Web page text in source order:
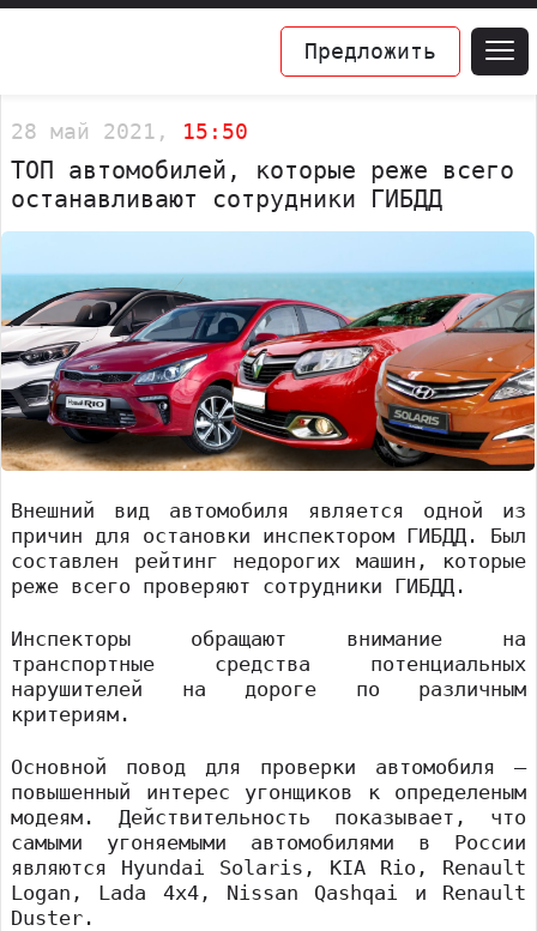
Предложить
28 май 2021, 15:50
ТОП автомобилей, которые реже всего
останавливают сотрудники ГИБДД
Внешний вид автомобиля является одной из
причин для остановки инспектором ГИБДД. Был
составлен рейтинг недорогих машин, которые
реже всего проверяют сотрудники ГИБДД.
Инспекторы обращают внимание на
транспортные средства потенциальных
нарушителей на дороге по различным
критериям.
Основной повод для проверки автомобиля —
повышенный интерес угонщиков к определеным
модеям. Действительность показывает, что
самыми угоняемыми автомобилями в России
являются Hyundai Solaris, KIA Rio, Renault
Logan, Lada 4x4, Nissan Qashqai и Renault
Duster.